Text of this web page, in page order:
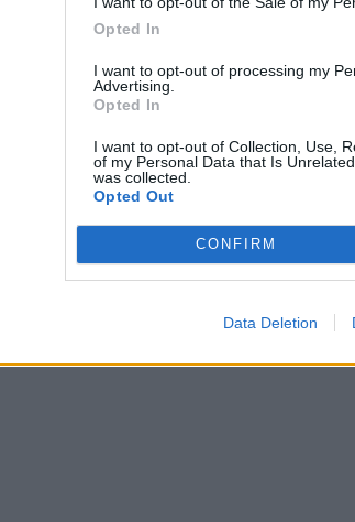
Opted In
I want to opt-out of processing my
Advertising.
Opted In
I want to opt-out of Collection, Use,
of my Personal Data that Is
was collected.
Opted Out
CONFIRM
Data Deletion
nécessaire d’argile et d’eau pour
genou affecté et enveloppez le tout